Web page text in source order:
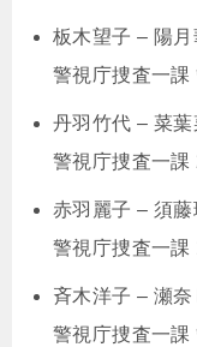
板木望子 – 陽月
警視庁捜査一課
丹羽竹代 – 菜葉
警視庁捜査一課
赤羽麗子 – 須藤
警視庁捜査一課
斉木洋子 – 瀬奈
警視庁捜査一課